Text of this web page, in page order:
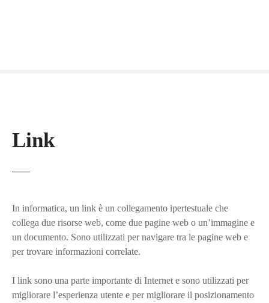
Link
In informatica, un link è un collegamento ipertestuale che
collega due risorse web, come due pagine web o un’immagine e
un documento. Sono utilizzati per navigare tra le pagine web e
per trovare informazioni correlate.
I link sono una parte importante di Internet e sono utilizzati per
migliorare l’esperienza utente e per migliorare il posizionamento